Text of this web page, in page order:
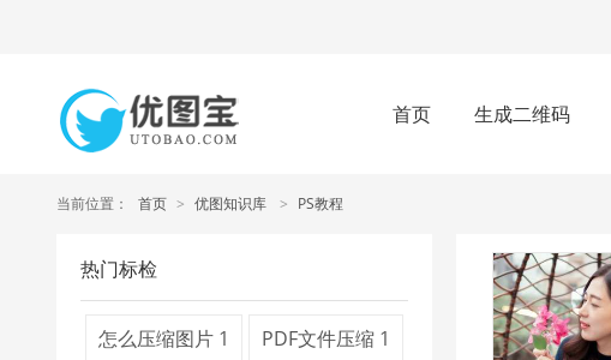
首页 生成二维码
当前位置： 首页 > 优图知识库 > PS教程
热门标检
怎么压缩图片 1 PDF文件压缩 1